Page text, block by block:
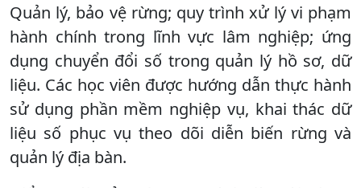
Quản lý, bảo vệ rừng; quy trình xử lý vi phạm
hành chính trong lĩnh vực lâm nghiệp; ứng
dụng chuyển đổi số trong quản lý hồ sơ, dữ
liệu. Các học viên được hướng dẫn thực hành
sử dụng phần mềm nghiệp vụ, khai thác dữ
liệu số phục vụ theo dõi diễn biến rừng và
quản lý địa bàn.